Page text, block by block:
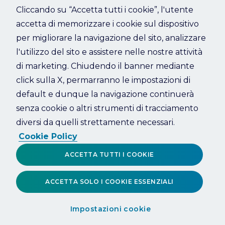
Refresh
Cliccando su “Accetta tutti i cookie”, l'utente
accetta di memorizzare i cookie sul dispositivo
per migliorare la navigazione del sito, analizzare
l'utilizzo del sito e assistere nelle nostre attività
di marketing. Chiudendo il banner mediante
click sulla X, permarranno le impostazioni di
default e dunque la navigazione continuerà
senza cookie o altri strumenti di tracciamento
diversi da quelli strettamente necessari.
Cookie Policy
Impostazioni cookie
ACCETTA SOLO I COOKIE ESSENZIALI
ACCETTA TUTTI I COOKIE